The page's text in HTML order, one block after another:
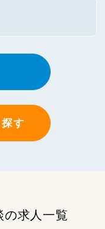
す
の求人一覧